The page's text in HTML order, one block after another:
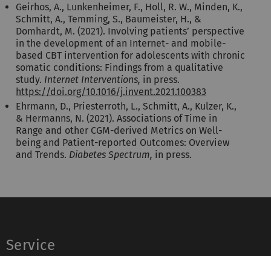
Geirhos, A., Lunkenheimer, F., Holl, R. W., Minden, K.,
Schmitt, A., Temming, S., Baumeister, H., &
Domhardt, M. (2021). Involving patients’ perspective
in the development of an Internet- and mobile-
based CBT intervention for adolescents with chronic
somatic conditions: Findings from a qualitative
study. Internet Interventions, in press.
https://doi.org/10.1016/j.invent.2021.100383
Ehrmann, D., Priesterroth, L., Schmitt, A., Kulzer, K.,
& Hermanns, N. (2021). Associations of Time in
Range and other CGM-derived Metrics on Well-
being and Patient-reported Outcomes: Overview
and Trends. Diabetes Spectrum, in press.
Service